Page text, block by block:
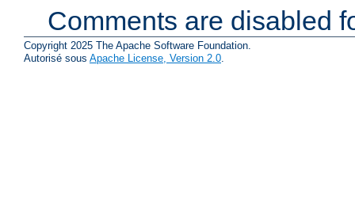
Comments are disabled
Copyright 2025 The Apache Software Foundation.
Autorisé sous Apache License, Version 2.0